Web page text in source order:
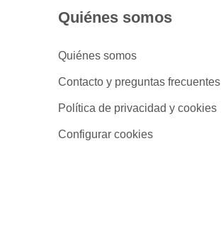
Quiénes somos
Quiénes somos
Contacto y preguntas frecuentes
Política de privacidad y cookies
Configurar cookies